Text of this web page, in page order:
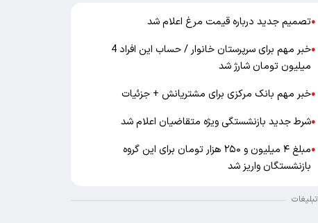
●تصمیم جدید درباره قیمت مرغ اعلام شد
●
خبر مهم برای سرپرستان خانوار / حساب این افراد 4
میلیون تومان شارژ شد
●خبر مهم بانک مرکزی برای مشتریانش + جزئیات
●شرط جدید بازنشستگی ویژه متقاضیان اعلام شد
●
مبلغ ۴ میلیون و ۲۵۰ هزار تومان برای این گروه
بازنشستگان واریز شد
تبلیغات